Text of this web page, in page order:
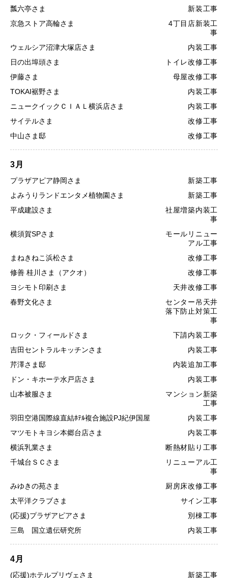
瓢六亭さま
新装工事
京急ストア高輪さま
4丁目店新装工
事
ウェルシア沼津大塚店さま
内装工事
日の出埠頭さま
トイレ改修工事
伊藤さま
母屋改修工事
TOKAI裾野さま
内装工事
ニュークイックＣＩＡＬ横浜店さま
内装工事
サイテルさま
改修工事
中山さま邸
改修工事
3月
プラザアピア静岡さま
新築工事
よみうりランドエンタメ植物園さま
新築工事
平成建設さま
社屋増築内装工
事
横須賀SPさま
モールリニュー
アル工事
まねきねこ浜松さま
改修工事
修善 桂川さま（アクオ）
改修工事
ヨシモト印刷さま
天井改修工事
春野文化さま
センター吊天井
落下防止対策工
事
ロック・フィールドさま
下請内装工事
吉田セントラルキッチンさま
内装工事
芹澤さま邸
内装追加工事
ドン・キホーテ水戸店さま
内装工事
山本被服さま
マンション新築
工事
羽田空港国際線直結ﾎﾃﾙ複合施設PJ紀伊国屋
内装工事
マツモトキヨシ本郷台店さま
内装工事
横浜乳業さま
断熱材貼り工事
千城台ＳＣさま
リニューアル工
事
みゆきの苑さま
厨房床改修工事
太平洋クラブさま
サイン工事
(応援)プラザアピアさま
別棟工事
三島 国立遺伝研究所
内装工事
4月
(応援)ホテルプリヴェさま 新築工事